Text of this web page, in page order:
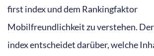
first index und dem Rankingfaktor
Mobilfreundlichkeit zu verstehen.
index entscheidet darüber, welche